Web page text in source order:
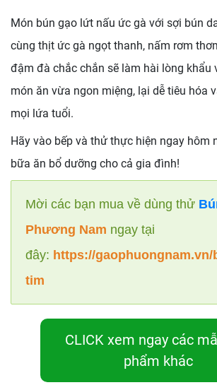
Món bún gạo lứt nấu ức gà với sợi bún
cùng thịt ức gà ngọt thanh, nấm rơm
đậm đà chắc chắn sẽ làm hài lòng khẩu
món ăn vừa ngon miệng, lại dễ tiêu hóa
mọi lứa tuổi.
Hãy vào bếp và thử thực hiện ngay hôm
bữa ăn bổ dưỡng cho cả gia đình!
Mời các bạn mua về dùng thử
Phương Nam ngay tại
đây: https://
tim
CLICK xem ngay các
phẩm khác